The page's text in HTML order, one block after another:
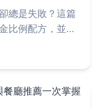
總是失敗？這篇
比例配方，並分
訣，讓你第一次